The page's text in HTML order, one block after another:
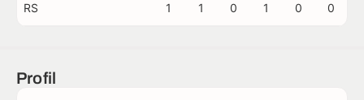
RS 1 1 0 1 0 0
Profil